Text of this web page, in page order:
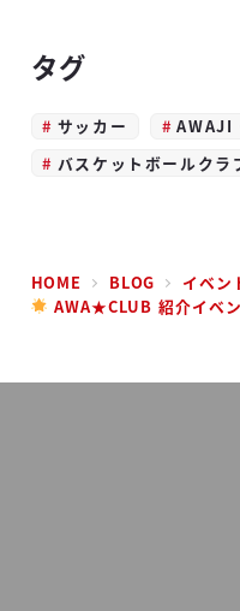
タグ
サッカー
AWAJI
バスケットボールクラ
HOME BLOG
イベン
AWA★CLUB 紹介イベ